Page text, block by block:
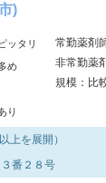
)
ッタリ
め
り
常勤薬剤
非常勤薬
規模：比
上を展開）
番２８号